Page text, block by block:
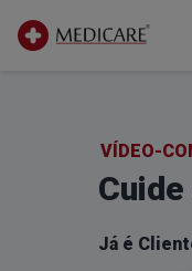
VÍDEO-
Já é